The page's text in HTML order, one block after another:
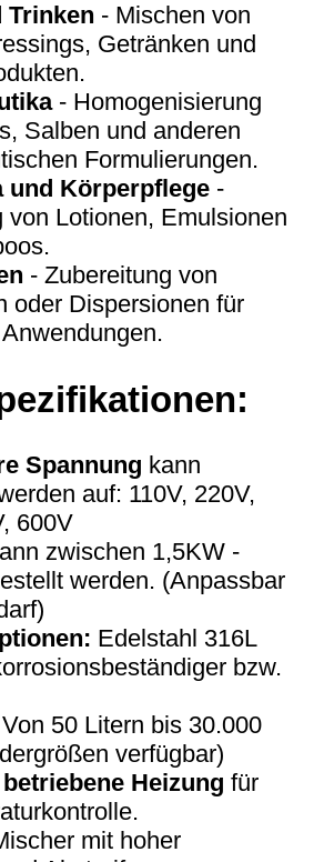
Trinken - Mischen von
Getränken und
- Homogenisierung
Salben und anderen
Formulierungen.
und Körperpflege -
von Lotionen, Emulsionen
- Zubereitung von
oder Dispersionen für
Spannung kann
auf: 110V, 220V,
600V
zwischen 1,5KW -
werden. (Anpassbar
Edelstahl 316L
bzw.
Von 50 Litern bis 30.000
verfügbar)
Heizung für
mit hoher